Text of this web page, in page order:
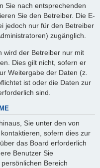
Sie nach entsprechenden
Sie den Betreiber. Die E-
jedoch nur für den Betreiber
zugänglich.
wird der Betreiber nur mit
Dies gilt nicht, sofern er
Weitergabe der Daten (z.
ist oder die Daten zur
sind.
Sie unter den von
sofern dies zur
das Board erforderlich
Benutzer Sie
Bereich